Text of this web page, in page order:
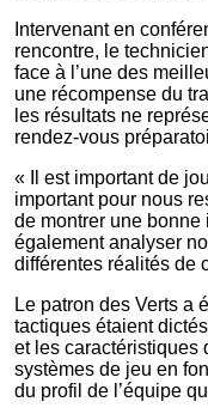
Intervenant en
rencontre, le
face à l’une des
une récompense du
les résultats ne
rendez-vous
« Il est important de
important pour nous
de montrer une
également analyser
différentes réalités de
Le patron des Verts a
tactiques étaient
et les caractéristiques
systèmes de jeu en
du profil de l’équipe